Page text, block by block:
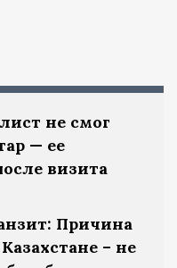
не смог
— ее
визита
Причина
– не